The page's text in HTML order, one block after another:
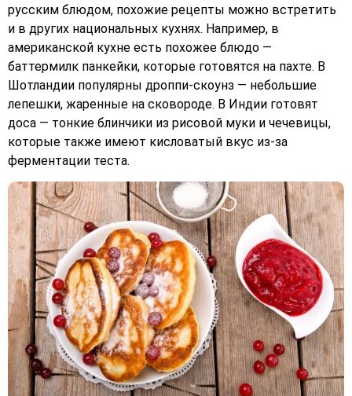
русским блюдом, похожие рецепты можно встретить
и в других национальных кухнях. Например, в
американской кухне есть похожее блюдо —
баттермилк панкейки, которые готовятся на пахте. В
Шотландии популярны дроппи-скоунз — небольшие
лепешки, жаренные на сковороде. В Индии готовят
доса — тонкие блинчики из рисовой муки и чечевицы,
которые также имеют кисловатый вкус из-за
ферментации теста.